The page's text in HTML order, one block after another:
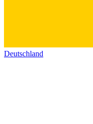
Deutschland